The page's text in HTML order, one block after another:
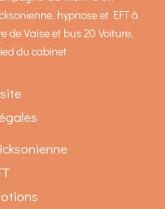
hypnose et EFT à
de Vaise et bus 20 Voiture,
du cabinet